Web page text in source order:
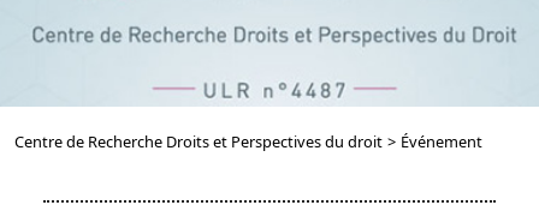
Centre de Recherche Droits et Perspectives du droit > Événement